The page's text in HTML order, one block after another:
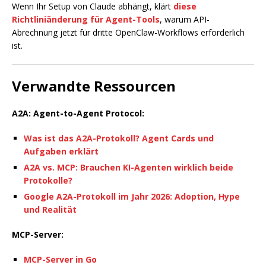
Wenn Ihr Setup von Claude abhängt, klärt diese
Richtliniänderung für Agent-Tools, warum API-
Abrechnung jetzt für dritte OpenClaw-Workflows erforderlich
ist.
Verwandte Ressourcen
A2A: Agent-to-Agent Protocol:
Was ist das A2A-Protokoll? Agent Cards und
Aufgaben erklärt
A2A vs. MCP: Brauchen KI-Agenten wirklich beide
Protokolle?
Google A2A-Protokoll im Jahr 2026: Adoption, Hype
und Realität
MCP-Server:
MCP-Server in Go